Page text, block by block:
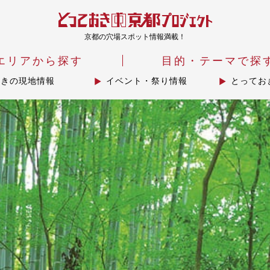
京都の穴場スポット情報満載！
リアから探す 目的・テーマで探
の現地情報 イベント・祭り情報 とってお